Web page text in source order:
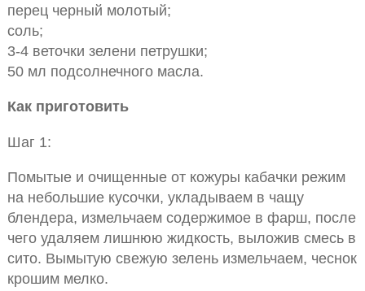
перец черный молотый;
соль;
3-4 веточки зелени петрушки;
50 мл подсолнечного масла.
Как приготовить
Шаг 1:
Помытые и очищенные от кожуры кабачки режим
на небольшие кусочки, укладываем в чащу
блендера, измельчаем содержимое в фарш, после
чего удаляем лишнюю жидкость, выложив смесь в
сито. Вымытую свежую зелень измельчаем, чеснок
крошим мелко.